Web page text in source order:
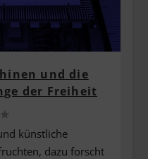
und die
der Freiheit
künstliche
dazu forscht